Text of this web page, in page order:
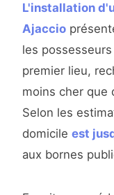
L'installation
Ajaccio
les
premier lieu,
moins cher que
Selon les
domicile est
aux bornes